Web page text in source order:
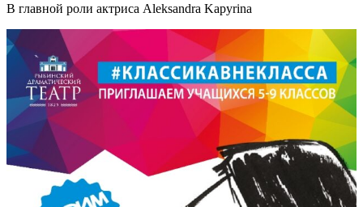
В главной роли актриса Aleksandra Kapyrina